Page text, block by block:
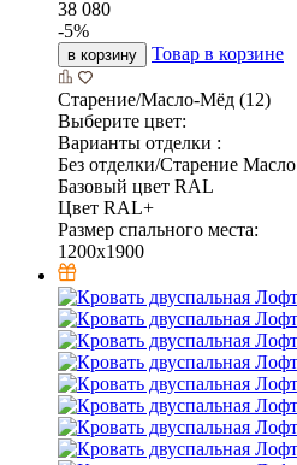
38 080
-5%
в корзину Товар в корзине
Старение/Масло-Мёд (12)
Выберите цвет:
Варианты отделки :
Без отделки/Старение Масло
Базовый цвет RAL
Цвет RAL+
Размер спального места:
1200x1900